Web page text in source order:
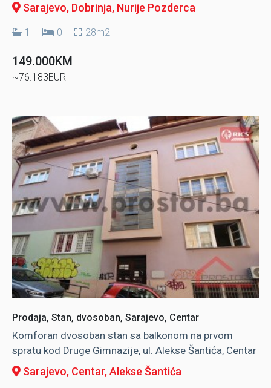
Sarajevo, Dobrinja, Nurije Pozderca
1 0 28m2
149.000KM
~76.183EUR
Prodaja, Stan, dvosoban, Sarajevo, Centar
Komforan dvosoban stan sa balkonom na prvom
spratu kod Druge Gimnazije, ul. Alekse Šantića, Centar
Sarajevo, Centar, Alekse Šantića